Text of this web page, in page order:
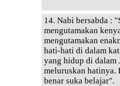
14. Nabi bersabda :
mengutamakan
mengutamakan
hati-hati di dalam
yang hidup di dalam
meluruskan hatinya.
benar suka belajar".